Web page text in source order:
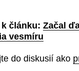
článku: Začal
vesmíru
do diskusií ako